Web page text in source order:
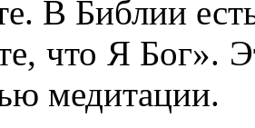
В Библии
что Я Бог».
медитации.